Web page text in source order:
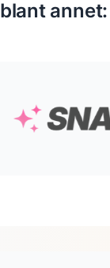
blant annet: